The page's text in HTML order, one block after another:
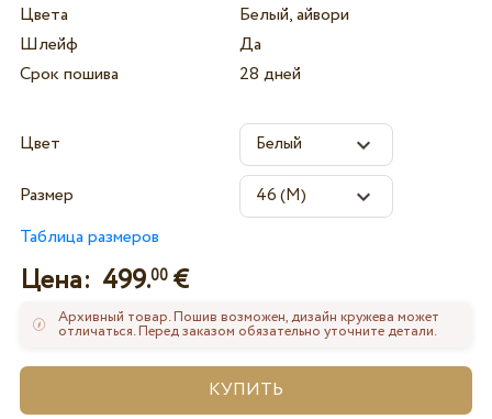
Цвета
Белый, айвори
Шлейф
Да
Срок пошива
28 дней
Цвет
Размер
Таблица размеров
Цена: 499.00€
Архивный товар. Пошив возможен, дизайн кружева может
отличаться. Перед заказом обязательно уточните детали.